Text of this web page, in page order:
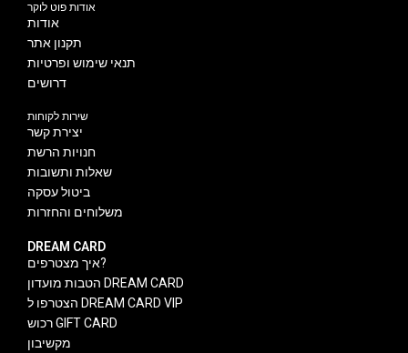
אודות פוט לוקר
אודות
תקנון אתר
תנאי שימוש ופרטיות
דרושים
שירות לקוחות
יצירת קשר
חנויות הרשת
שאלות ותשובות
ביטול עסקה
משלוחים והחזרות
DREAM CARD
איך מצטרפים?
הטבות מועדון DREAM CARD
הצטרפו ל DREAM CARD VIP
רכוש GIFT CARD
מקשיבון